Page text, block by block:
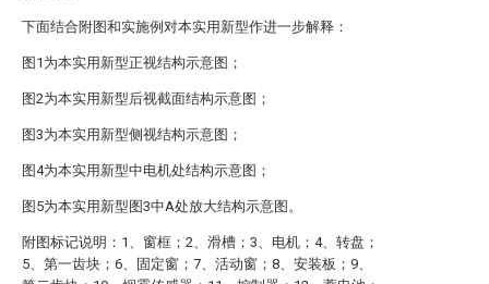
下面结合附图和实施例对本实用新型作进一步解释：
图1为本实用新型正视结构示意图；
图2为本实用新型后视截面结构示意图；
图3为本实用新型侧视结构示意图；
图4为本实用新型中电机处结构示意图；
图5为本实用新型图3中A处放大结构示意图。
附图标记说明：1、窗框；2、滑槽；3、电机；4、转盘；
5、第一齿块；6、固定窗；7、活动窗；8、安装板；9、